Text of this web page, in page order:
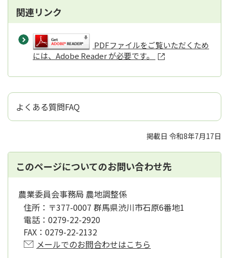
関連リンク
PDFファイルをご覧いただくため
には、Adobe Reader が必要です。
よくある質問FAQ
掲載日 令和8年7月17日
このページについてのお問い合わせ先
農業委員会事務局 農地調整係
住所： 〒377-0007 群馬県渋川市石原6番地1
電話： 0279-22-2920
FAX： 0279-22-2132
メールでのお問合わせはこちら